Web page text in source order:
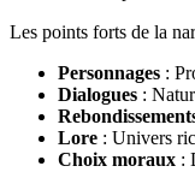
Les points forts de la
Personnages :
Dialogues :
Lore : Univers
Choix moraux :